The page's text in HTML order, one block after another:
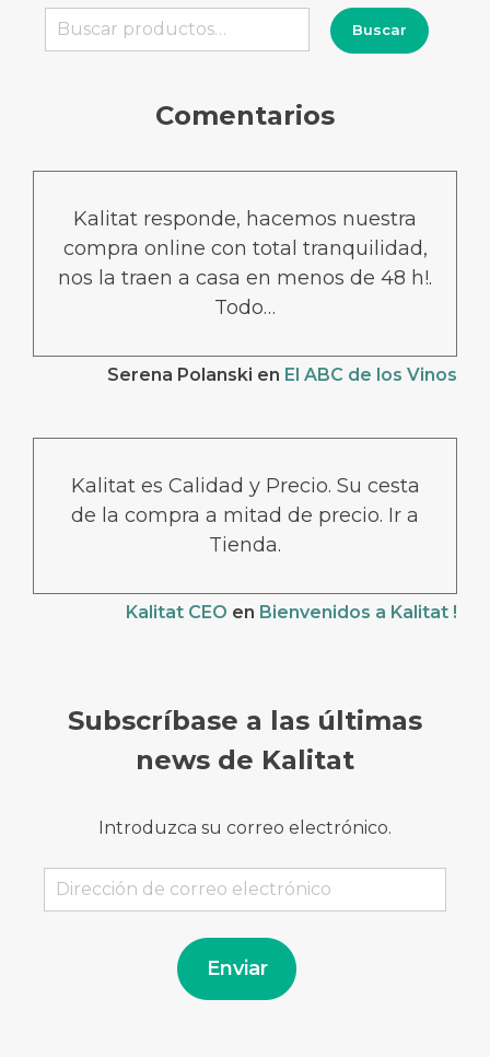
Buscar
Buscar
Comentarios
Kalitat responde, hacemos nuestra
compra online con total tranquilidad,
nos la traen a casa en menos de 48 h!.
Todo…
Serena Polanski en El ABC de los Vinos
Kalitat es Calidad y Precio. Su cesta
de la compra a mitad de precio. Ir a
Tienda.
Kalitat CEO en Bienvenidos a Kalitat !
Subscríbase a las últimas
news de Kalitat
Introduzca su correo electrónico.
Dirección
de
Enviar